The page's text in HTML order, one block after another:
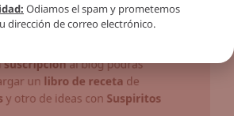
: Odiamos el spam y prometemos
dirección de correo electrónico.